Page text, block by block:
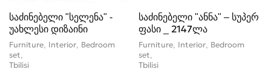
საძინებელი "სელენა" -
უახლესი დიზაინი
Furniture, Interior, Bedroom
set
Tbilisi
საძინებელი "ანნა" – სუპერ
ფასი _ 2147ლა
Furniture, Interior, Bedroom
set
Tbilisi